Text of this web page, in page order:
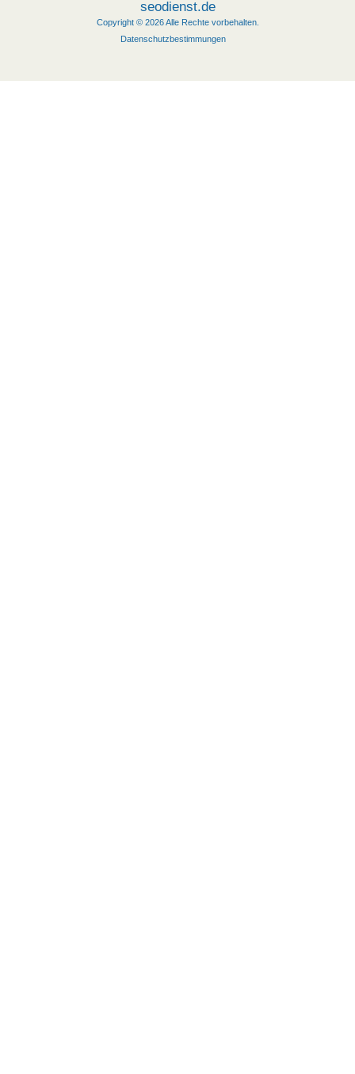
seodienst.de
Copyright © 2026 Alle Rechte vorbehalten.
Datenschutzbestimmungen